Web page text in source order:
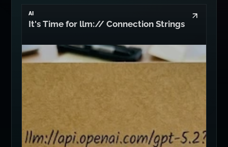
AI
It's Time for llm:// Connection Strings